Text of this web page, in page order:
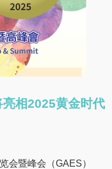
亮相2025黄金时代
会暨峰会（GAES）